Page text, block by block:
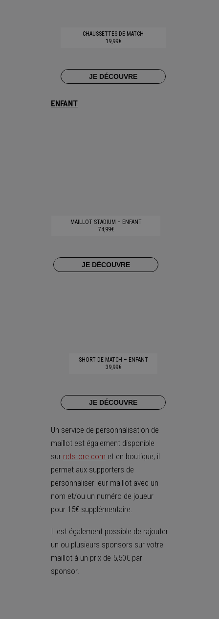
CHAUSSETTES DE MATCH
19,99€
JE DÉCOUVRE
ENFANT
MAILLOT STADIUM – ENFANT
74,99€
JE DÉCOUVRE
SHORT DE MATCH – ENFANT
39,99€
JE DÉCOUVRE
Un service de personnalisation de
maillot est également disponible
sur rctstore.com et en boutique, il
permet aux supporters de
personnaliser leur maillot avec un
nom et/ou un numéro de joueur
pour 15€ supplémentaire.
Il est également possible de rajouter
un ou plusieurs sponsors sur votre
maillot à un prix de 5,50€ par
sponsor.